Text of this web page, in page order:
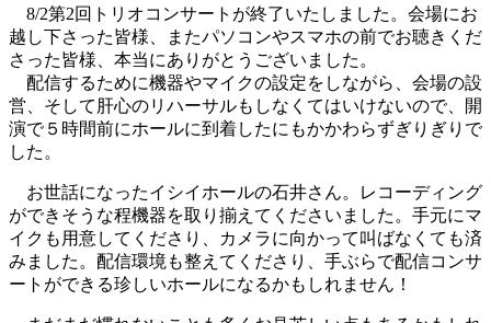
8/2第2回トリオコンサートが終了いたしました。会場にお
越し下さった皆様、またパソコンやスマホの前でお聴きくだ
さった皆様、本当にありがとうございました。
配信するために機器やマイクの設定をしながら、会場の設
営、そして肝心のリハーサルもしなくてはいけないので、開
演で５時間前にホールに到着したにもかかわらずぎりぎりで
した。
お世話になったイシイホールの石井さん。レコーディング
ができそうな程機器を取り揃えてくださいました。手元にマ
イクも用意してくださり、カメラに向かって叫ばなくても済
みました。配信環境も整えてくださり、手ぶらで配信コンサ
ートができる珍しいホールになるかもしれません！